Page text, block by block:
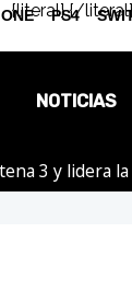
{literal}{/literal}
NOTICIAS
OPINIÓN
3 y lidera
PS4